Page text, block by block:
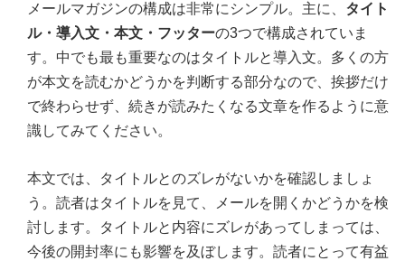
メールマガジンの構成は非常にシンプル。主に、 タイト
ル・導入文・本文・フッターの3つで構成されていま
す。中でも最も重要なのはタイトルと導入文。多くの方
が本文を読むかどうかを判断する部分なので、挨拶だけ
で終わらせず、続きが読みたくなる文章を作るように意
識してみてください。
本文では、タイトルとのズレがないかを確認しましょ
う。読者はタイトルを見て、メールを開くかどうかを検
討します。タイトルと内容にズレがあってしまっては、
今後の開封率にも影響を及ぼします。読者にとって有益